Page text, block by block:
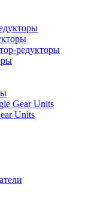
редукторы
Gear Units
Units